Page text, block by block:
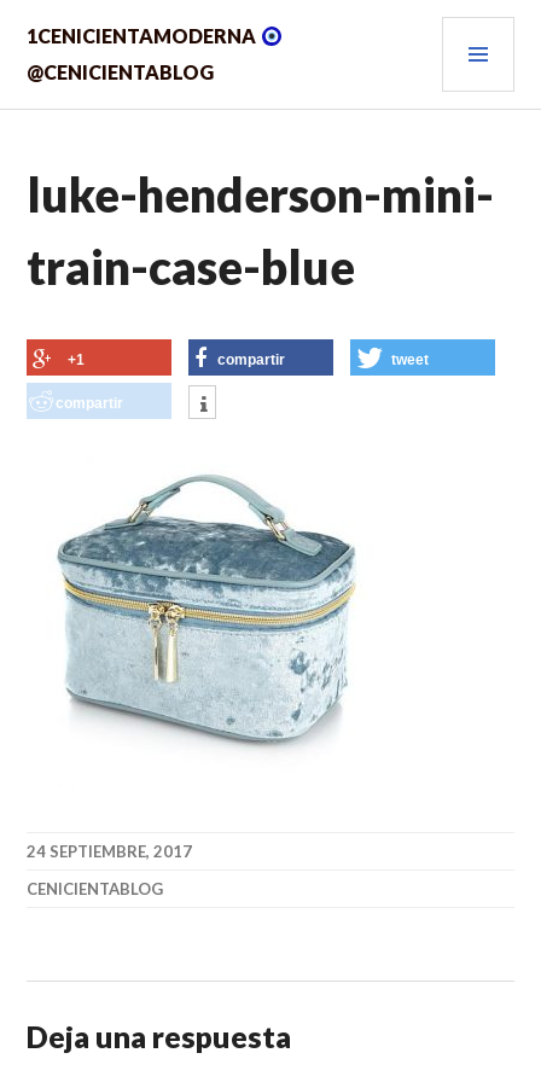
contenido.
1CENICIENTAMODERNA
@CENICIENTABLOG
luke-henderson-mini-
train-case-blue
+1 compartir tweet
compartir
24 SEPTIEMBRE, 2017
CENICIENTABLOG
Deja una respuesta